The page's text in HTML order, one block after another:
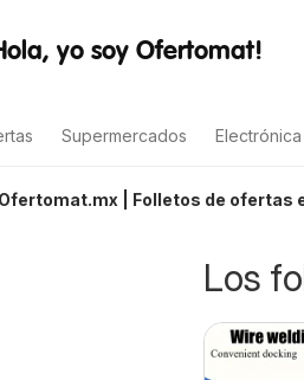
yo soy Ofertomat!
Supermercados Electrónica
Ofertomat.mx | Folletos de ofertas
Los